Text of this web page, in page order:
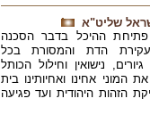
שליט"א
פתיחת ההיכל בדבר הסכנה
עקירת הדת והמסורת בכל
נישואין וחילול הכותל
המוני אחינו ואחיותינו בית
הזהות היהודית ועד פגיעה